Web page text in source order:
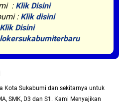
: Klik Disini
: Klik disini
Klik Disini
Kota Sukabumi dan sekitarnya untuk
SMK, D3 dan S1. Kami Menyajikan